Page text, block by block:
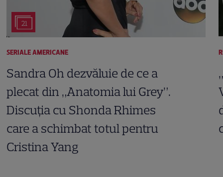
21
SERIALE AMERICANE
Sandra Oh dezvăluie de ce a
plecat din „Anatomia lui Grey”.
Discuția cu Shonda Rhimes
care a schimbat totul pentru
Cristina Yang